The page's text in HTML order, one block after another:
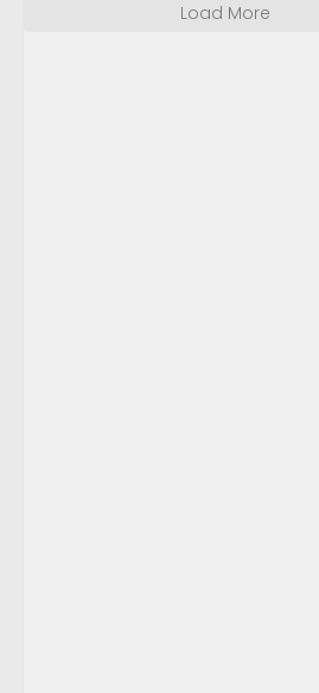
Load More